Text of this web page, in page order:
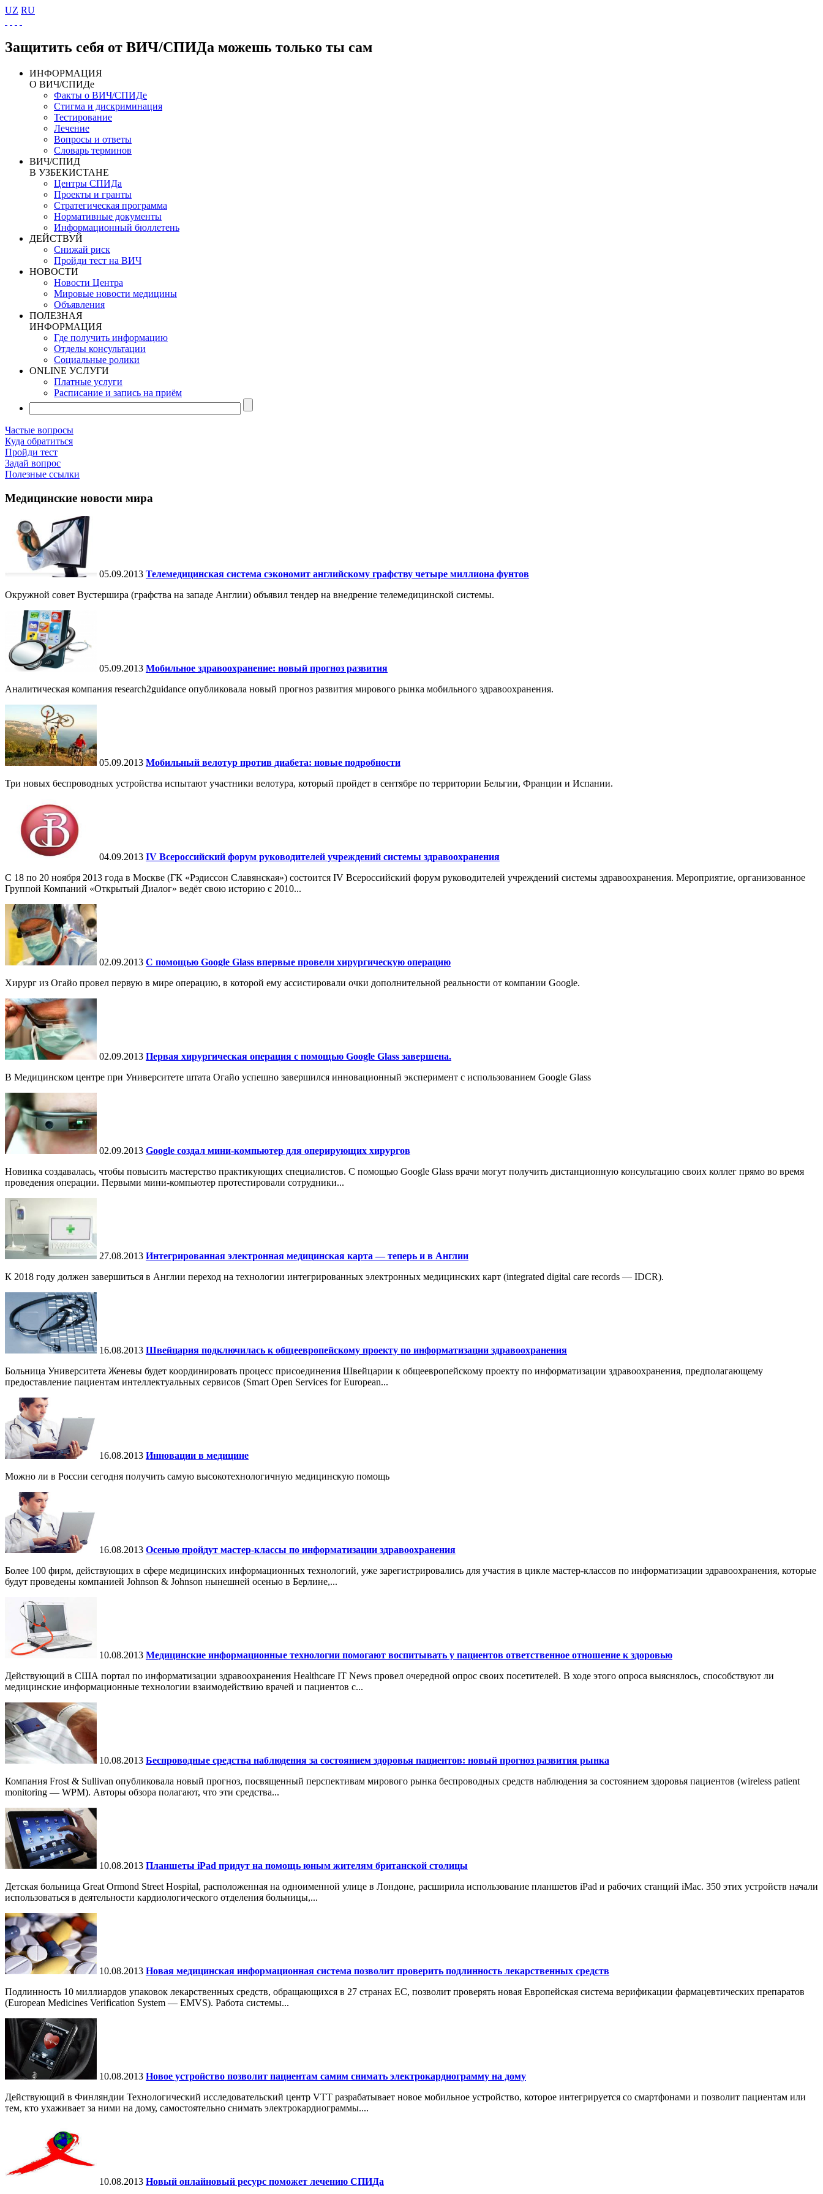
UZ RU
Защитить себя от ВИЧ/СПИДа можешь только ты сам
ИНФОРМАЦИЯ
О ВИЧ/СПИДе
Факты о ВИЧ/СПИДе
Стигма и дискриминация
Тестирование
Лечение
Вопросы и ответы
Словарь терминов
ВИЧ/СПИД
В УЗБЕКИСТАНЕ
Центры СПИДа
Проекты и гранты
Стратегическая программа
Нормативные документы
Информационный бюллетень
ДЕЙСТВУЙ
Снижай риск
Пройди тест на ВИЧ
НОВОСТИ
Новости Центра
Мировые новости медицины
Объявления
ПОЛЕЗНАЯ
ИНФОРМАЦИЯ
Где получить информацию
Отделы консультации
Социальные ролики
ONLINE УСЛУГИ
Платные услуги
Расписание и запись на приём
Частые вопросы
Куда обратиться
Пройди тест
Задай вопрос
Полезные ссылки
Медицинские новости мира
05.09.2013 Телемедицинская система сэкономит английскому графству четыре миллиона фунтов
Окружной совет Вустершира (графства на западе Англии) объявил тендер на внедрение телемедицинской системы.
05.09.2013 Мобильное здравоохранение: новый прогноз развития
Аналитическая компания research2guidance опубликовала новый прогноз развития мирового рынка мобильного здравоохранения.
05.09.2013 Мобильный велотур против диабета: новые подробности
Три новых беспроводных устройства испытают участники велотура, который пройдет в сентябре по территории Бельгии, Франции и Испании.
04.09.2013 IV Всероссийский форум руководителей учреждений системы здравоохранения
С 18 по 20 ноября 2013 года в Москве (ГК «Рэдиссон Славянская») состоится IV Всероссийский форум руководителей учреждений системы здравоохранения. Мероприятие, организованное
Группой Компаний «Открытый Диалог» ведёт свою историю с 2010...
02.09.2013 C помощью Google Glass впервые провели хирургическую операцию
Хирург из Огайо провел первую в мире операцию, в которой ему ассистировали очки дополнительной реальности от компании Google.
02.09.2013 Первая хирургическая операция с помощью Google Glass завершена.
В Медицинском центре при Университете штата Огайо успешно завершился инновационный эксперимент с использованием Google Glass
02.09.2013 Google создал мини-компьютер для оперирующих хирургов
Новинка создавалась, чтобы повысить мастерство практикующих специалистов. С помощью Google Glass врачи могут получить дистанционную консультацию своих коллег прямо во время
проведения операции. Первыми мини-компьютер протестировали сотрудники...
27.08.2013 Интегрированная электронная медицинская карта — теперь и в Англии
К 2018 году должен завершиться в Англии переход на технологии интегрированных электронных медицинских карт (integrated digital care records — IDCR).
16.08.2013 Швейцария подключилась к общеевропейскому проекту по информатизации здравоохранения
Больница Университета Женевы будет координировать процесс присоединения Швейцарии к общеевропейскому проекту по информатизации здравоохранения, предполагающему
предоставление пациентам интеллектуальных сервисов (Smart Open Services for European...
16.08.2013 Инновации в медицине
Можно ли в России сегодня получить самую высокотехнологичную медицинскую помощь
16.08.2013 Осенью пройдут мастер-классы по информатизации здравоохранения
Более 100 фирм, действующих в сфере медицинских информационных технологий, уже зарегистрировались для участия в цикле мастер-классов по информатизации здравоохранения, которые
будут проведены компанией Johnson & Johnson нынешней осенью в Берлине,...
10.08.2013 Медицинские информационные технологии помогают воспитывать у пациентов ответственное отношение к здоровью
Действующий в США портал по информатизации здравоохранения Healthcare IT News провел очередной опрос своих посетителей. В ходе этого опроса выяснялось, способствуют ли
медицинские информационные технологии взаимодействию врачей и пациентов с...
10.08.2013 Беспроводные средства наблюдения за состоянием здоровья пациентов: новый прогноз развития рынка
Компания Frost & Sullivan опубликовала новый прогноз, посвященный перспективам мирового рынка беспроводных средств наблюдения за состоянием здоровья пациентов (wireless patient
monitoring — WPM). Авторы обзора полагают, что эти средства...
10.08.2013 Планшеты iPad придут на помощь юным жителям британской столицы
Детская больница Great Ormond Street Hospital, расположенная на одноименной улице в Лондоне, расширила использование планшетов iPad и рабочих станций iMac. 350 этих устройств начали
использоваться в деятельности кардиологического отделения больницы,...
10.08.2013 Новая медицинская информационная система позволит проверить подлинность лекарственных средств
Подлинность 10 миллиардов упаковок лекарственных средств, обращающихся в 27 странах ЕС, позволит проверять новая Европейская система верификации фармацевтических препаратов
(European Medicines Verification System — EMVS). Работа системы...
10.08.2013 Новое устройство позволит пациентам самим снимать электрокардиограмму на дому
Действующий в Финляндии Технологический исследовательский центр VTT разрабатывает новое мобильное устройство, которое интегрируется со смартфонами и позволит пациентам или
тем, кто ухаживает за ними на дому, самостоятельно снимать электрокардиограммы....
10.08.2013 Новый онлайновый ресурс поможет лечению СПИДа